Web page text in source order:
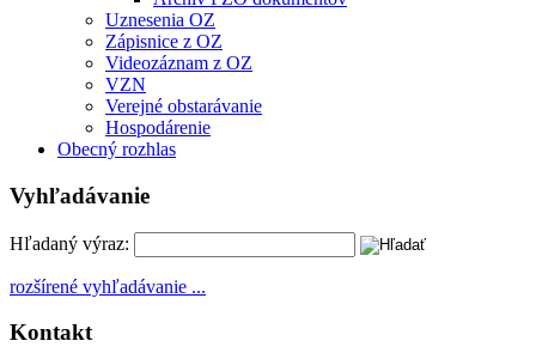
Uznesenia OZ
Zápisnice z OZ
Videozáznam z OZ
VZN
Verejné obstarávanie
Hospodárenie
Obecný rozhlas
Vyhľadávanie
Hľadaný výraz:
rozšírené vyhľadávanie ...
Kontakt